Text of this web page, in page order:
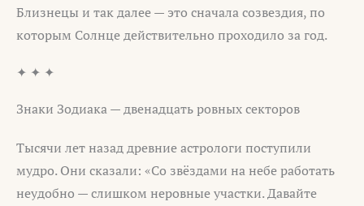
Близнецы и так далее — это сначала созвездия, по
которым Солнце действительно проходило за год.
✦ ✦ ✦
Знаки Зодиака — двенадцать ровных секторов
Тысячи лет назад древние астрологи поступили
мудро. Они сказали: «Со звёздами на небе работать
неудобно — слишком неровные участки. Давайте